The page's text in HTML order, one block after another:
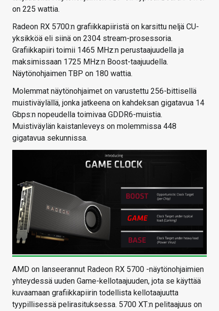
on 225 wattia.
Radeon RX 5700:n grafiikkapiiristä on karsittu neljä CU-
yksikköä eli siinä on 2304 stream-prosessoria.
Grafiikkapiiri toimii 1465 MHz:n perustaajuudella ja
maksimissaan 1725 MHz:n Boost-taajuudella.
Näytönohjaimen TBP on 180 wattia.
Molemmat näytönohjaimet on varustettu 256-bittisellä
muistiväylällä, jonka jatkeena on kahdeksan gigatavua 14
Gbps:n nopeudella toimivaa GDDR6-muistia.
Muistiväylän kaistanleveys on molemmissa 448
gigatavua sekunnissa.
AMD on lanseerannut Radeon RX 5700 -näytönohjaimien
yhteydessä uuden Game-kellotaajuuden, jota se käyttää
kuvaamaan grafiikkapiirin todellista kellotaajuutta
tyypillisessä pelirasituksessa. 5700 XT:n pelitaajuus on